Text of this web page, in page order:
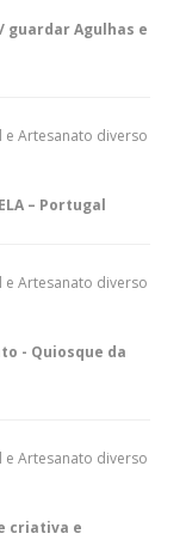
guardar Agulhas e
e Artesanato diverso
– Portugal
e Artesanato diverso
- Quiosque da
e Artesanato diverso
criativa e